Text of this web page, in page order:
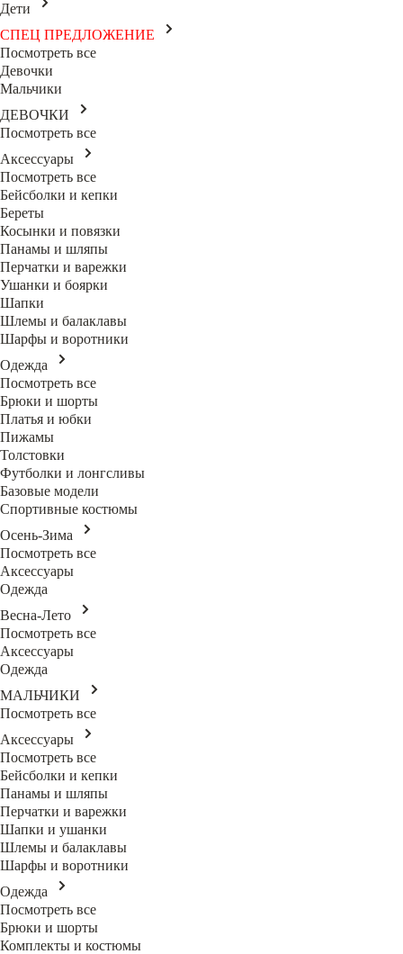
Дети
СПЕЦ ПРЕДЛОЖЕНИЕ
Посмотреть все
Девочки
Мальчики
ДЕВОЧКИ
Посмотреть все
Аксессуары
Посмотреть все
Бейсболки и кепки
Береты
Косынки и повязки
Панамы и шляпы
Перчатки и варежки
Ушанки и боярки
Шапки
Шлемы и балаклавы
Шарфы и воротники
Одежда
Посмотреть все
Брюки и шорты
Платья и юбки
Пижамы
Толстовки
Футболки и лонгсливы
Базовые модели
Спортивные костюмы
Осень-Зима
Посмотреть все
Аксессуары
Одежда
Весна-Лето
Посмотреть все
Аксессуары
Одежда
МАЛЬЧИКИ
Посмотреть все
Аксессуары
Посмотреть все
Бейсболки и кепки
Панамы и шляпы
Перчатки и варежки
Шапки и ушанки
Шлемы и балаклавы
Шарфы и воротники
Одежда
Посмотреть все
Брюки и шорты
Комплекты и костюмы